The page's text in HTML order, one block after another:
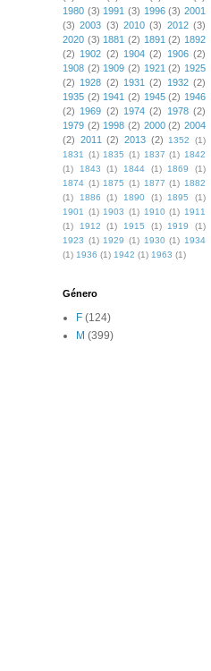
1980 (3) 1991 (3) 1996 (3) 2001
(3) 2003 (3) 2010 (3) 2012 (3)
2020 (3) 1881 (2) 1891 (2) 1892
(2) 1902 (2) 1904 (2) 1906 (2)
1908 (2) 1909 (2) 1921 (2) 1925
(2) 1928 (2) 1931 (2) 1932 (2)
1935 (2) 1941 (2) 1945 (2) 1946
(2) 1969 (2) 1974 (2) 1978 (2)
1979 (2) 1998 (2) 2000 (2) 2004
(2) 2011 (2) 2013 (2) 1352
(1)
1831 (1) 1835 (1) 1837 (1) 1842
(1)
1843 (1) 1844 (1) 1869
(1)
1874 (1) 1875 (1) 1877 (1) 1882
(1)
1886 (1) 1890 (1) 1895
(1)
1901 (1) 1903 (1) 1910 (1) 1911
(1)
1912 (1) 1915 (1) 1919
(1)
1923 (1) 1929 (1) 1930 (1) 1934
(1) 1936 (1) 1942 (1) 1963 (1)
Género
F (124)
M (399)